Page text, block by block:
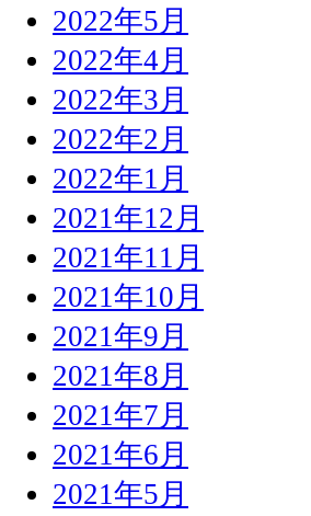
2022年5月
2022年4月
2022年3月
2022年2月
2022年1月
2021年12月
2021年11月
2021年10月
2021年9月
2021年8月
2021年7月
2021年6月
2021年5月